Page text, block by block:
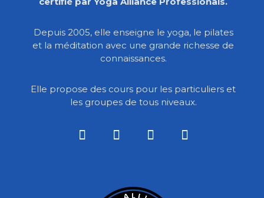
Depuis 2005, elle enseigne le yoga, le pilates
et la méditation avec une grande richesse de
connaissances.
Elle propose des cours pour les particuliers et
les groupes de tous niveaux.